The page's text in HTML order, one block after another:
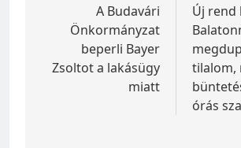
navigáció
A Budavári
Önkormányzat
beperli Bayer
Zsoltot a lakásügy
miatt
Új rend
tilalom,
órás